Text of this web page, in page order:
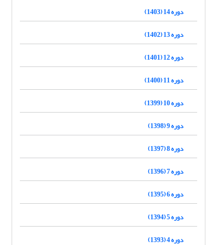
دوره 14 (1403)
دوره 13 (1402)
دوره 12 (1401)
دوره 11 (1400)
دوره 10 (1399)
دوره 9 (1398)
دوره 8 (1397)
دوره 7 (1396)
دوره 6 (1395)
دوره 5 (1394)
دوره 4 (1393)